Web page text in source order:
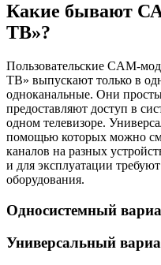
Какие бывают
ТВ»?
Пользовательские CAM-
ТВ» выпускают только в
одноканальные. Они
предоставляют доступ в
одном телевизоре.
помощью которых можно
каналов на разных
и для эксплуатации
оборудования.
Односистемный
Универсальный